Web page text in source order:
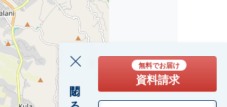
閉じる
無料でお届け
資料請求